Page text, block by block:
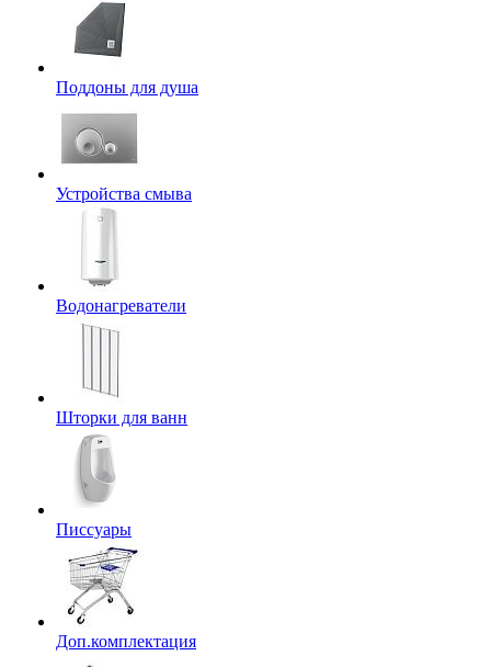
Поддоны для душа
Устройства смыва
Водонагреватели
Шторки для ванн
Писсуары
Доп.комплектация